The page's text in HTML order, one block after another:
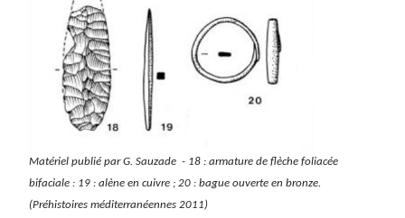
Matériel publié par G. Sauzade - 18 : armature de flèche foliacée
bifaciale : 19 : alène en cuivre ; 20 : bague ouverte en bronze.
(Préhistoires méditerranéennes 2011)